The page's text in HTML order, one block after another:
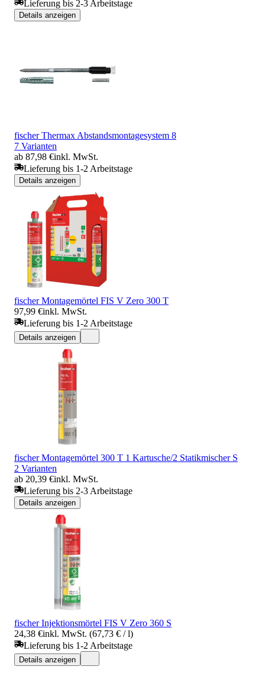
Lieferung bis 2-3 Arbeitstage
Details anzeigen
fischer Thermax Abstandsmontagesystem 8
7 Varianten
ab 87,98 €inkl. MwSt.
Lieferung bis 1-2 Arbeitstage
Details anzeigen
fischer Montagemörtel FIS V Zero 300 T
97,99 €inkl. MwSt.
Lieferung bis 1-2 Arbeitstage
Details anzeigen
fischer Montagemörtel 300 T 1 Kartusche/2 Statikmischer S
2 Varianten
ab 20,39 €inkl. MwSt.
Lieferung bis 2-3 Arbeitstage
Details anzeigen
fischer Injektionsmörtel FIS V Zero 360 S
24,38 €inkl. MwSt. (67,73 € / l)
Lieferung bis 1-2 Arbeitstage
Details anzeigen